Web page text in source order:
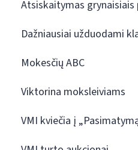
Atsiskaitymas grynaisiais
Dažniausiai užduodami
Mokesčių ABC
Viktorina moksleiviams
VMI kviečia į